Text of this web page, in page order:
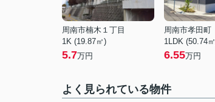
周南市楠木１丁目
1K (19.87㎡)
5.7万円
周南市孝田町
1LDK (50.74
6.55万円
よく見られている物件